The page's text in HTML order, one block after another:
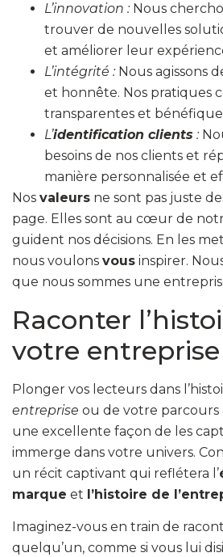
L’innovation : Nous
trouver de nouvelles
et améliorer leur
L’intégrité : Nous agissons
et honnête. Nos pratiques
transparentes et
L’identification clients :
besoins de nos clients et
manière personnalisée et
Nos valeurs ne sont pas juste
page. Elles sont au cœur de
guident nos décisions. En les
nous voulons vous inspirer.
que nous sommes une
Raconter
votre entreprise
Plonger vos lecteurs dans
entreprise ou de votre parcours
une excellente façon de les
immerge dans votre univers.
un récit captivant qui reflétera l’
marque et l’histoire de
Imaginez-vous en train de
quelqu’un, comme si vous lui